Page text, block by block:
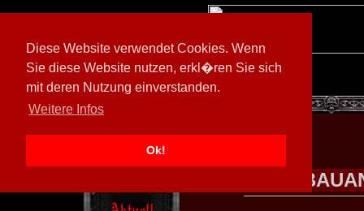
Diese Website verwendet Cookies. Wenn
Sie diese Website nutzen, erkl�ren Sie sich
mit deren Nutzung einverstanden.
Weitere Infos
Ok!
[ 597026/M3]